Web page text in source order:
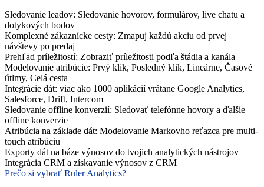
Sledovanie leadov: Sledovanie hovorov, formulárov, live chatu a
dotykových bodov
Komplexné zákaznícke cesty: Zmapuj každú akciu od prvej
návštevy po predaj
Prehľad príležitostí: Zobraziť príležitosti podľa štádia a kanála
Modelovanie atribúcie: Prvý klik, Posledný klik, Lineárne, Časové
útlmy, Celá cesta
Integrácie dát: viac ako 1000 aplikácií vrátane Google Analytics,
Salesforce, Drift, Intercom
Sledovanie offline konverzií: Sledovať telefónne hovory a ďalšie
offline konverzie
Atribúcia na základe dát: Modelovanie Markovho reťazca pre multi-
touch atribúciu
Exporty dát na báze výnosov do tvojich analytických nástrojov
Integrácia CRM a získavanie výnosov z CRM
Prečo si vybrať Ruler Analytics?